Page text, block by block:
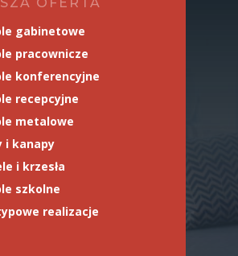
gabinetowe
pracownicze
konferencyjne
recepcyjne
metalowe
i kanapy
i krzesła
szkolne
realizacje